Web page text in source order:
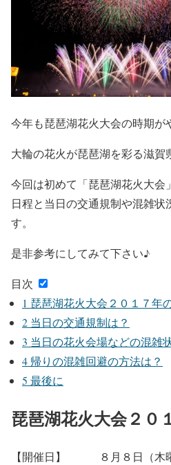
今年も琵琶湖花火大会の時期が
大輪の花火が琵琶湖を彩る滋賀
今回は初めて「琵琶湖花火大会
日程と当日の交通規制や混雑状
す。
是非参考にしてみて下さい♪
目次
1 琵琶湖花火大会２０１７年
2 当日の交通規制は？
3 当日の花火会場などの混雑
4 帰りの混雑回避の方法は？
5 最後に
琵琶湖花火大会２０
【開催日】 ８月８日（木曜